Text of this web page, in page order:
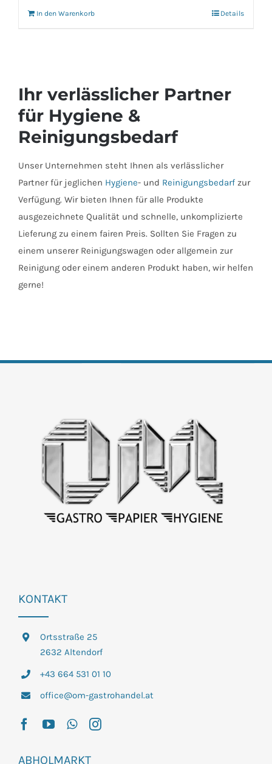
In den Warenkorb Details
Ihr verlässlicher Partner
für Hygiene &
Reinigungsbedarf
Unser Unternehmen steht Ihnen als verlässlicher
Partner für jeglichen Hygiene- und Reinigungsbedarf zur
Verfügung. Wir bieten Ihnen für alle Produkte
ausgezeichnete Qualität und schnelle, unkomplizierte
Lieferung zu einem fairen Preis. Sollten Sie Fragen zu
einem unserer Reinigungswagen oder allgemein zur
Reinigung oder einem anderen Produkt haben, wir helfen
gerne!
KONTAKT
Ortsstraße 25
2632 Altendorf
+43 664 531 01 10
office@om-gastrohandel.at
ABHOLMARKT